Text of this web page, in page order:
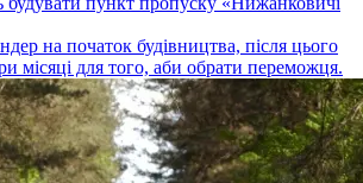
на початок будівництва, після цього
місяці для того, аби обрати переможця.